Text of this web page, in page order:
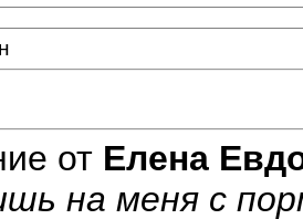
от Елена
на меня с